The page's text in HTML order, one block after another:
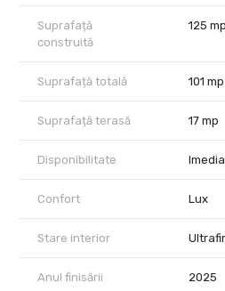
În preț sunt incluse un loc de
depozitare.
La prețul afișat se adaugă TVA.
Suprafață
construită
125 mp
Suprafață totală 101 mp
Suprafață terasă 17 mp
Disponibilitate
Confort Lux
Stare interior
Anul finisării 2025